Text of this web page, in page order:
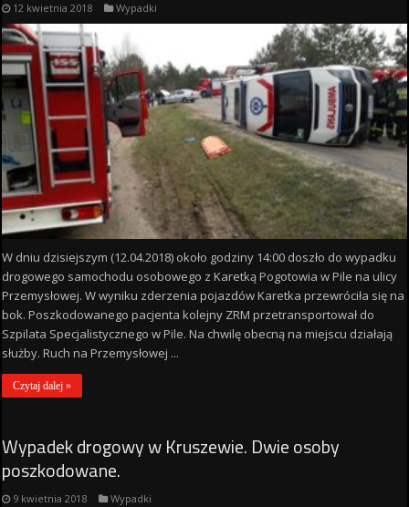
12 kwietnia 2018 Wypadki
W dniu dzisiejszym (12.04.2018) około godziny 14:00 doszło do wypadku
drogowego samochodu osobowego z Karetką Pogotowia w Pile na ulicy
Przemysłowej. W wyniku zderzenia pojazdów Karetka przewróciła się na
bok. Poszkodowanego pacjenta kolejny ZRM przetransportował do
Szpilata Specjalistycznego w Pile. Na chwilę obecną na miejscu działają
służby. Ruch na Przemysłowej ...
Czytaj dalej »
Wypadek drogowy w Kruszewie. Dwie osoby
poszkodowane.
9 kwietnia 2018 Wypadki